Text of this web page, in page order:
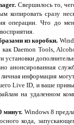
Свершилось то,
копировать сразу
операции. Что до
из коробки.
как Daemon Tools,
анонсированная
информация
Live ID, и ваше
на удаленном
минут. Windows 8
кода,